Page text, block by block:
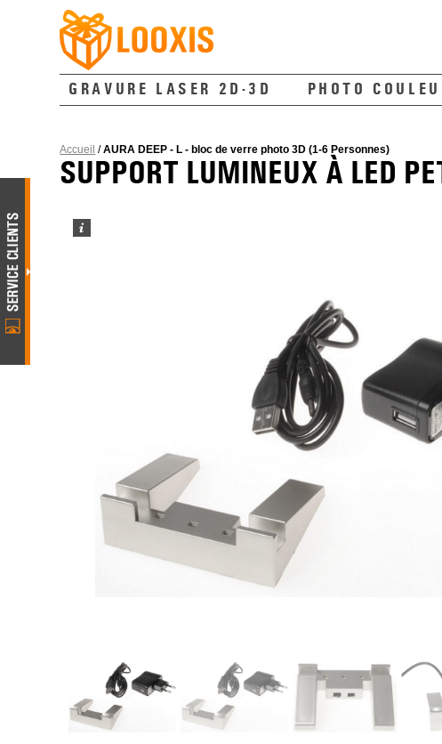
GRAVURE LASER 2D-3D PHOTO
Accueil /AURA DEEP - L - bloc de verre photo 3D (1-6 Personnes)
SUPPORT LUMINEUX À LED